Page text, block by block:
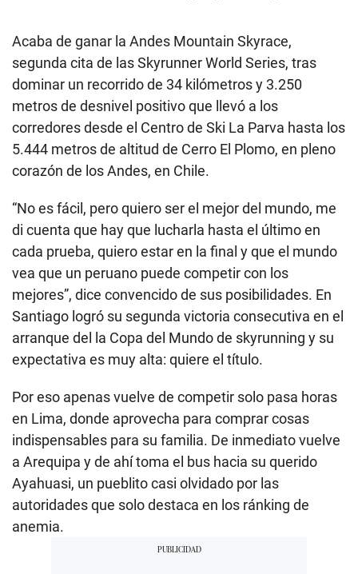
Acaba de ganar la Andes Mountain Skyrace,
segunda cita de las Skyrunner World Series, tras
dominar un recorrido de 34 kilómetros y 3.250
metros de desnivel positivo que llevó a los
corredores desde el Centro de Ski La Parva hasta los
5.444 metros de altitud de Cerro El Plomo, en pleno
corazón de los Andes, en Chile.
“No es fácil, pero quiero ser el mejor del mundo, me
di cuenta que hay que lucharla hasta el último en
cada prueba, quiero estar en la final y que el mundo
vea que un peruano puede competir con los
mejores”, dice convencido de sus posibilidades. En
Santiago logró su segunda victoria consecutiva en el
arranque del la Copa del Mundo de skyrunning y su
expectativa es muy alta: quiere el título.
Por eso apenas vuelve de competir solo pasa horas
en Lima, donde aprovecha para comprar cosas
indispensables para su familia. De inmediato vuelve
a Arequipa y de ahí toma el bus hacia su querido
Ayahuasi, un pueblito casi olvidado por las
autoridades que solo destaca en los ránking de
anemia.